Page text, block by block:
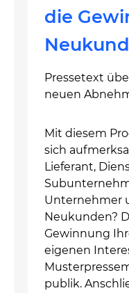
die
Pressetext
neuen
Mit diesem
sich
Lieferant,
Unternehmer
Neukunden?
Gewinnung
eigenen
publik.